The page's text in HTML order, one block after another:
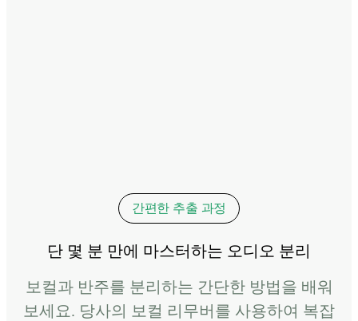
간편한 추출 과정
단 몇 분 만에 마스터하는 오디오 분리
보컬과 반주를 분리하는 간단한 방법을 배워
보세요. 당사의 보컬 리무버를 사용하여 복잡